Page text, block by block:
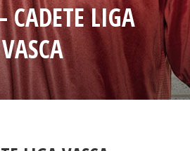
CADETE LIGA
VASCA